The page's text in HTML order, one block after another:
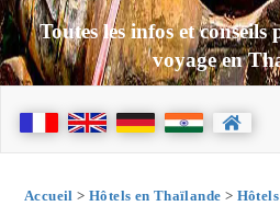
Toutes les infos et
voyage en
Accueil > Hôtels en Thaïlande >